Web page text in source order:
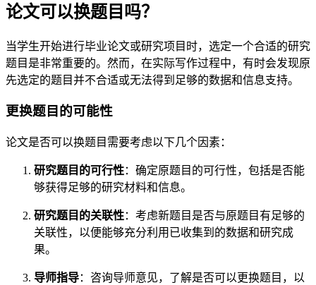
论文可以换题目吗？
当学生开始进行毕业论文或研究项目时，选定一个合适的研究
题目是非常重要的。然而，在实际写作过程中，有时会发现原
先选定的题目并不合适或无法得到足够的数据和信息支持。
更换题目的可能性
论文是否可以换题目需要考虑以下几个因素：
研究题目的可行性：确定原题目的可行性，包括是否能
够获得足够的研究材料和信息。
研究题目的关联性：考虑新题目是否与原题目有足够的
关联性，以便能够充分利用已收集到的数据和研究成
果。
导师指导：咨询导师意见，了解是否可以更换题目，以